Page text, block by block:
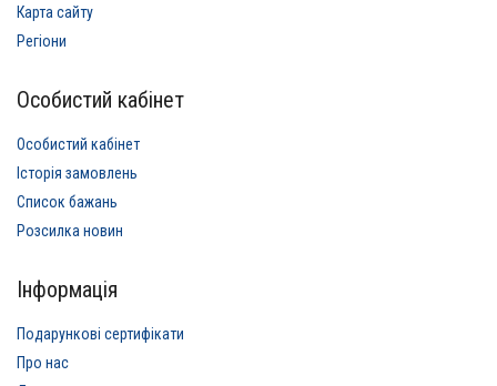
Карта сайту
Регіони
Особистий кабінет
Особистий кабінет
Історія замовлень
Список бажань
Розсилка новин
Інформація
Подарункові сертифікати
Про нас